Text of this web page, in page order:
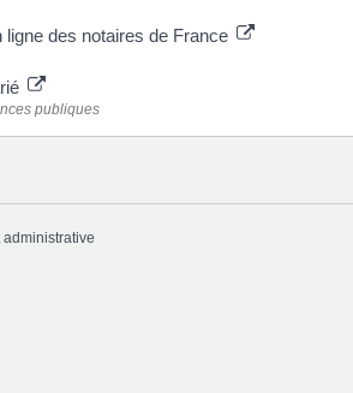
des notaires de France
publiques